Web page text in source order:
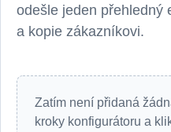
odešle jeden přehledný
a kopie zákazníkovi.
Zatím není přidaná
kroky konfigurátoru a